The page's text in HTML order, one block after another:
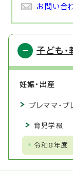
お問い合
子ども・
妊娠・出産
プレママ・
育児学級
令和8年度